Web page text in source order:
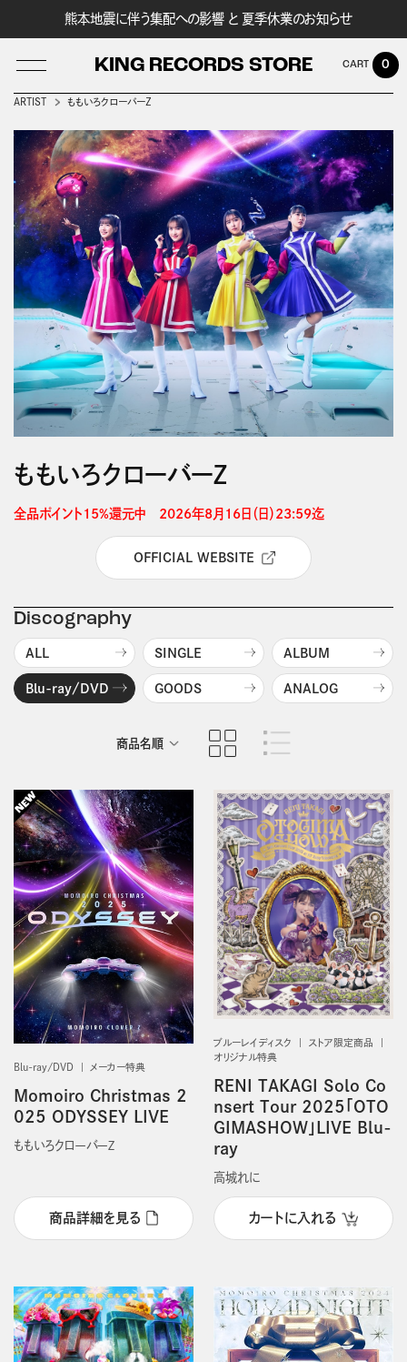
熊本地震に伴う集配への影響 と 夏季休業のお知らせ
KING RECORDS STORE
LOG IN
0
ARTIST ももいろクローバーＺ
ももいろクローバーＺ
全品ポイント15%還元中　2026年8月16日（日）23:59迄
OFFICIAL WEBSITE
Discography
ALL SINGLE ALBUM
Blu-ray/DVD GOODS ANALOG
商品名順
Blu-ray/DVD メーカー特典
Momoiro Christmas 2
025 ODYSSEY LIVE
ももいろクローバーＺ
商品詳細を見る
ブルーレイディスク
ストア限定商品
オリジナル特典
RENI TAKAGI Solo Co
nsert Tour 2025「OTO
GIMASHOW」LIVE Blu-
ray
高城れに
カートに入れる